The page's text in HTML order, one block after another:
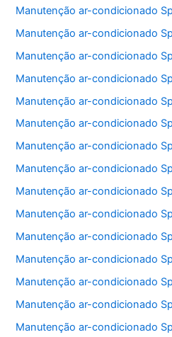
Manutenção ar-condicionado
Manutenção ar-condicionado
Manutenção ar-condicionado
Manutenção ar-condicionado
Manutenção ar-condicionado
Manutenção ar-condicionado
Manutenção ar-condicionado
Manutenção ar-condicionado
Manutenção ar-condicionado
Manutenção ar-condicionado
Manutenção ar-condicionado
Manutenção ar-condicionado
Manutenção ar-condicionado
Manutenção ar-condicionado
Manutenção ar-condicionado